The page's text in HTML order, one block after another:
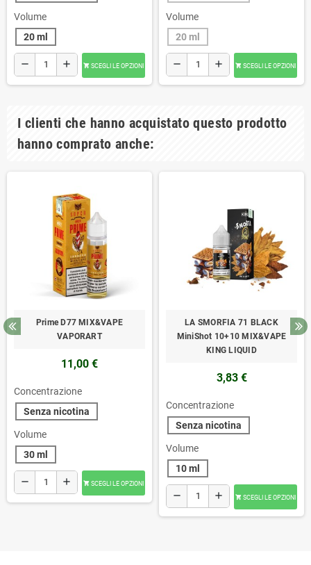
Volume
20 ml
remove add  SCEGLI LE OPZIONI
Volume
20 ml
remove add  SCEGLI LE OPZIONI
I clienti che hanno acquistato questo prodotto
hanno comprato anche:
Prime D77 MIX&VAPE
VAPORART
11,00 €
Concentrazione
Senza nicotina
Volume
30 ml
remove add  SCEGLI LE OPZIONI
LA SMORFIA 71 BLACK
MiniShot 10+10 MIX&VAPE
KING LIQUID
3,83 €
Concentrazione
Senza nicotina
Volume
10 ml
remove add  SCEGLI LE OPZIONI